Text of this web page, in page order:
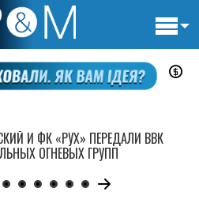
И ФК «РУХ» ПЕРЕДАЛИ ВВК
ОГНЕВЫХ ГРУПП